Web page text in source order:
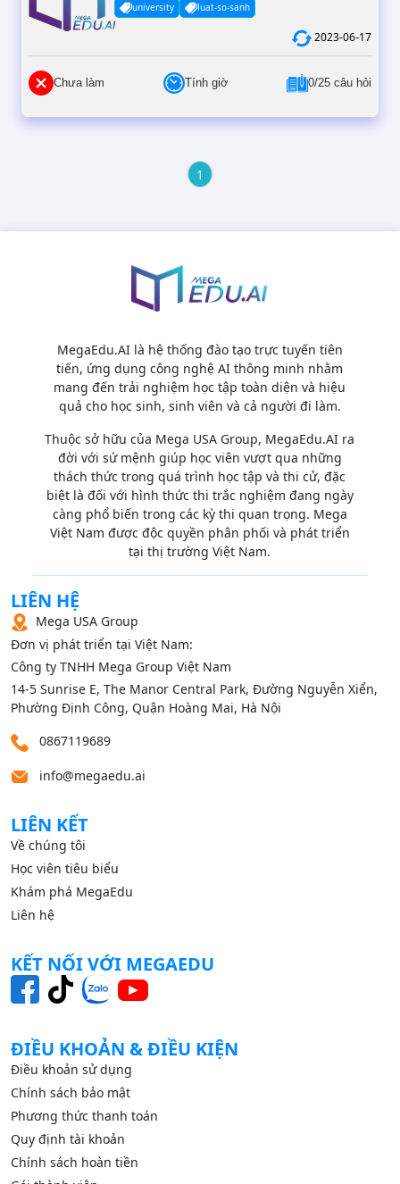
university luat-so-sanh
2023-06-17
Chưa làm Tính giờ 0/25 câu hỏi
1
MegaEdu.AI là hệ thống đào tạo trực tuyến tiên
tiến, ứng dụng công nghệ AI thông minh nhằm
mang đến trải nghiệm học tập toàn diện và hiệu
quả cho học sinh, sinh viên và cả người đi làm.
Thuộc sở hữu của Mega USA Group, MegaEdu.AI ra
đời với sứ mệnh giúp học viên vượt qua những
thách thức trong quá trình học tập và thi cử, đặc
biệt là đối với hình thức thi trắc nghiệm đang ngày
càng phổ biến trong các kỳ thi quan trọng. Mega
Việt Nam được độc quyền phân phối và phát triển
tại thị trường Việt Nam.
LIÊN HỆ
Mega USA Group
Đơn vị phát triển tại Việt Nam:
Công ty TNHH Mega Group Việt Nam
14‑5 Sunrise E, The Manor Central Park, Đường Nguyễn Xiển,
Phường Định Công, Quận Hoàng Mai, Hà Nội
0867119689
info@megaedu.ai
LIÊN KẾT
Về chúng tôi
Học viên tiêu biểu
Khám phá MegaEdu
Liên hệ
KẾT NỐI VỚI MEGAEDU
ĐIỀU KHOẢN & ĐIỀU KIỆN
Điều khoản sử dụng
Chính sách bảo mật
Phương thức thanh toán
Quy định tài khoản
Chính sách hoàn tiền